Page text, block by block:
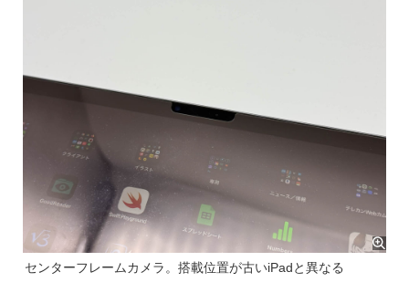
センターフレームカメラ。搭載位置が古いiPadと異なる